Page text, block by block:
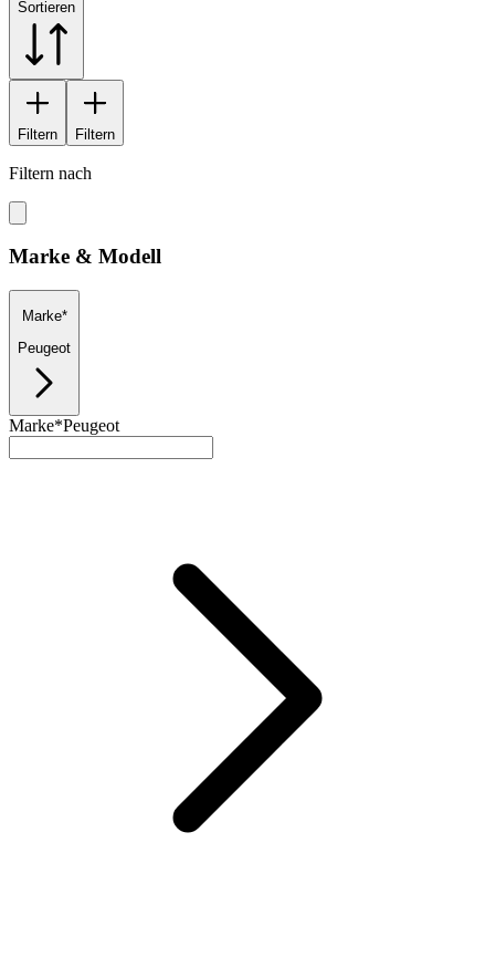
Sortieren
Filtern Filtern
Filtern nach
Marke & Modell
Marke*
Peugeot
Marke*Peugeot